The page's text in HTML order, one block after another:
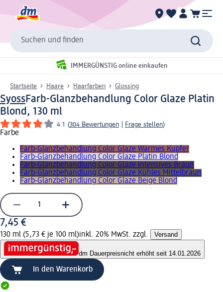
Suchen und finden
IMMERGÜNSTIG online einkaufen
Startseite Haare Haarfarben Glossing
SyossFarb-Glanzbehandlung Color Glaze Platin
Blond, 130 ml
4.1 (304 Bewertungen Frage stellen)
Farbe
Farb-Glanzbehandlung Color Glaze Warmes Kupfer
Farb-Glanzbehandlung Color Glaze Platin Blond
Farb-Glanzbehandlung Color Glaze Intensives Braun
Farb-Glanzbehandlung Color Glaze Kühles Mittelbraun
Farb-Glanzbehandlung Color Glaze Beige Blond
7,45 €
130 ml (5,73 € je 100 ml)inkl. 20% MwSt. zzgl. Versand
dm Dauerpreisnicht erhöht seit 14.01.2026
In den Warenkorb